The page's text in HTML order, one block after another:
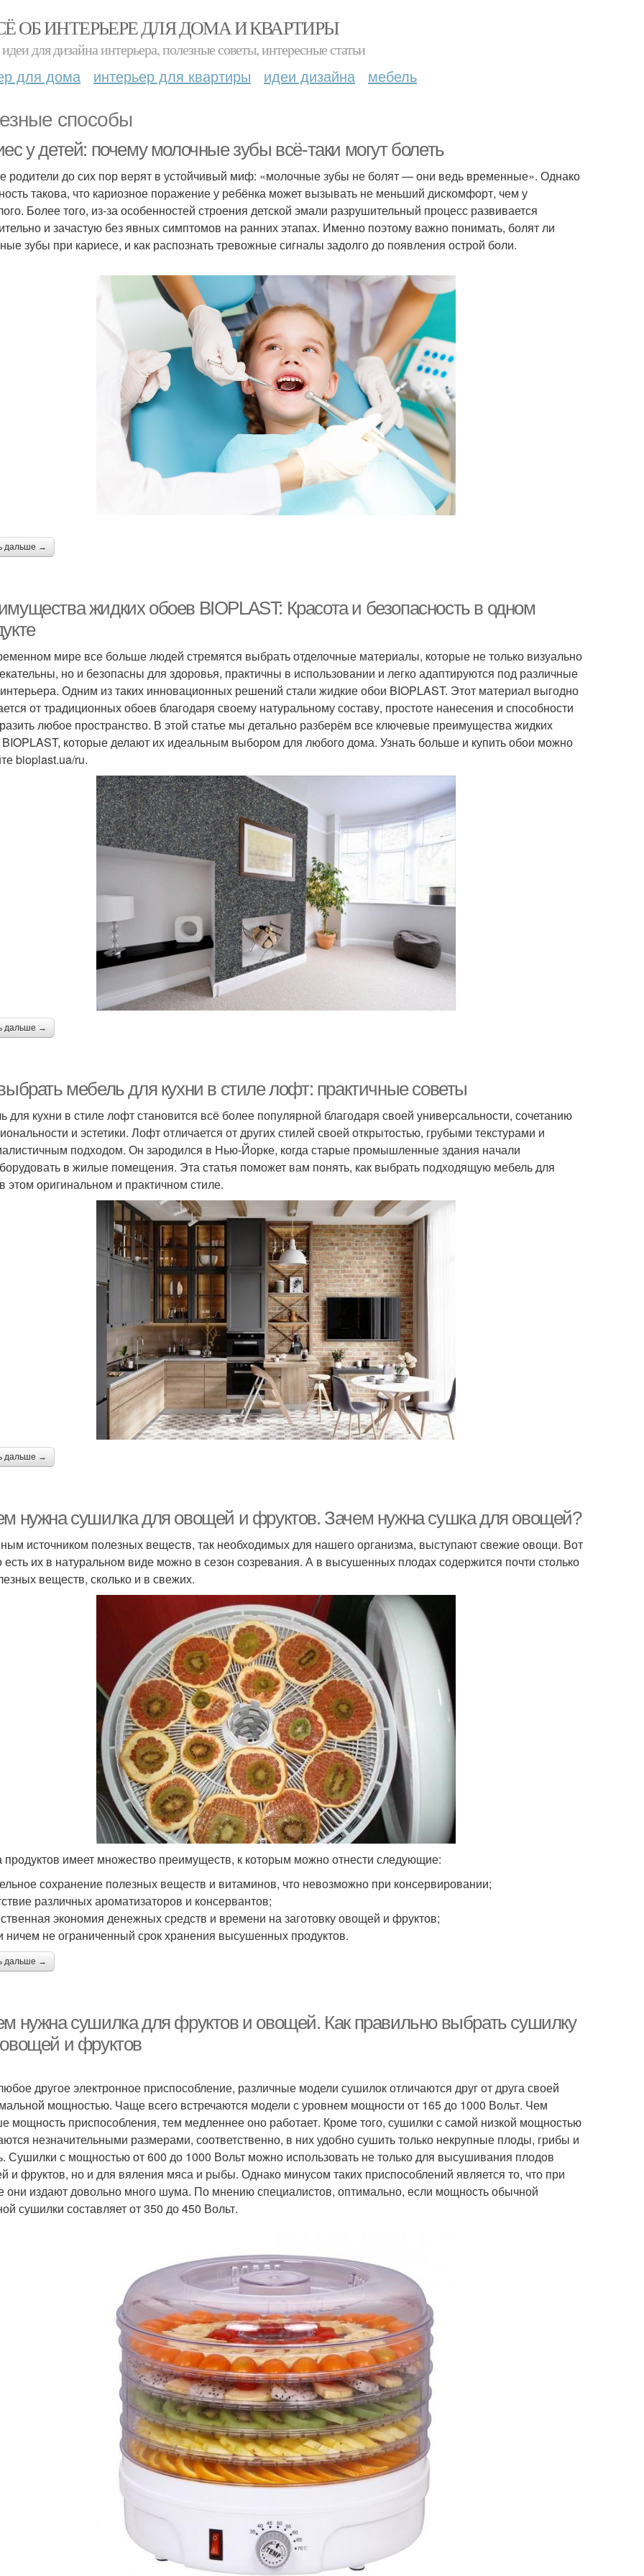
ОБ ИНТЕРЬЕРЕ ДЛЯ ДОМА И КВАРТИРЫ
для дизайна интерьера, полезные советы, интересные статьи
для дома интерьер для квартиры идеи дизайна мебель
способы
у детей: почему молочные зубы всё-таки могут болеть
родители до сих пор верят в устойчивый миф: «молочные зубы не болят — они ведь временные». Однако
такова, что кариозное поражение у ребёнка может вызывать не меньший дискомфорт, чем у
Более того, из-за особенностей строения детской эмали разрушительный процесс развивается
и зачастую без явных симптомов на ранних этапах. Именно поэтому важно понимать, болят ли
зубы при кариесе, и как распознать тревожные сигналы задолго до появления острой боли.
дальше →
жидких обоев BIOPLAST: Красота и безопасность в одном
мире все больше людей стремятся выбрать отделочные материалы, которые не только визуально
но и безопасны для здоровья, практичны в использовании и легко адаптируются под различные
Одним из таких инновационных решений стали жидкие обои BIOPLAST. Этот материал выгодно
от традиционных обоев благодаря своему натуральному составу, простоте нанесения и способности
любое пространство. В этой статье мы детально разберём все ключевые преимущества жидких
которые делают их идеальным выбором для любого дома. Узнать больше и купить обои можно
bioplast.ua/ru.
дальше →
мебель для кухни в стиле лофт: практичные советы
для кухни в стиле лофт становится всё более популярной благодаря своей универсальности, сочетанию
и эстетики. Лофт отличается от других стилей своей открытостью, грубыми текстурами и
подходом. Он зародился в Нью-Йорке, когда старые промышленные здания начали
в жилые помещения. Эта статья поможет вам понять, как выбрать подходящую мебель для
этом оригинальном и практичном стиле.
дальше →
нужна сушилка для овощей и фруктов. Зачем нужна сушка для овощей?
источником полезных веществ, так необходимых для нашего организма, выступают свежие овощи. Вот
есть их в натуральном виде можно в сезон созревания. А в высушенных плодах содержится почти столько
веществ, сколько и в свежих.
имеет множество преимуществ, к которым можно отнести следующие:
сохранение полезных веществ и витаминов, что невозможно при консервировании;
различных ароматизаторов и консервантов;
экономия денежных средств и времени на заготовку овощей и фруктов;
ничем не ограниченный срок хранения высушенных продуктов.
дальше →
нужна сушилка для фруктов и овощей. Как правильно выбрать сушилку
и фруктов
другое электронное приспособление, различные модели сушилок отличаются друг от друга своей
мощностью. Чаще всего встречаются модели с уровнем мощности от 165 до 1000 Вольт. Чем
мощность приспособления, тем медленнее оно работает. Кроме того, сушилки с самой низкой мощностью
незначительными размерами, соответственно, в них удобно сушить только некрупные плоды, грибы и
Сушилки с мощностью от 600 до 1000 Вольт можно использовать не только для высушивания плодов
и фруктов, но и для вяления мяса и рыбы. Однако минусом таких приспособлений является то, что при
они издают довольно много шума. По мнению специалистов, оптимально, если мощность обычной
сушилки составляет от 350 до 450 Вольт.